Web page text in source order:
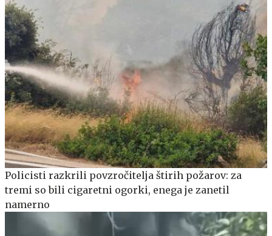
Policisti razkrili povzročitelja štirih požarov: za
tremi so bili cigaretni ogorki, enega je zanetil
namerno